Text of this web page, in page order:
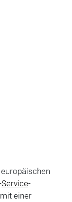
Service-
einer